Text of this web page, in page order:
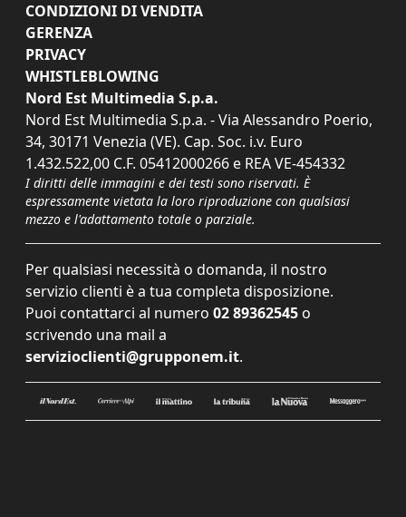
CONDIZIONI DI VENDITA
GERENZA
PRIVACY
WHISTLEBLOWING
Nord Est Multimedia S.p.a.
Nord Est Multimedia S.p.a. - Via Alessandro Poerio,
34, 30171 Venezia (VE). Cap. Soc. i.v. Euro
1.432.522,00 C.F. 05412000266 e REA VE-454332
I diritti delle immagini e dei testi sono riservati. È
espressamente vietata la loro riproduzione con qualsiasi
mezzo e l'adattamento totale o parziale.
Per qualsiasi necessità o domanda, il nostro
servizio clienti è a tua completa disposizione.
Puoi contattarci al numero 02 89362545 o
scrivendo una mail a
servizioclienti@grupponem.it.